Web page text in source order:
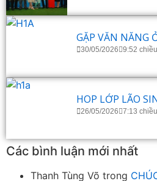
GẶP VĂN NĂNG
30/05/2026 9:52 chiều
HOP LỚP LÃO
26/05/2026 7:13 chiều
Các bình luận mới nhất
Thanh Tùng Võ trong